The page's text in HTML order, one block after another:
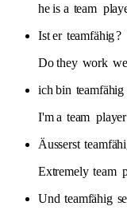
he is a team
Ist er teamfähig?
Do they work
ich bin teamfähig
I'm a team player
Äusserst
Extremely team
Und teamfähig